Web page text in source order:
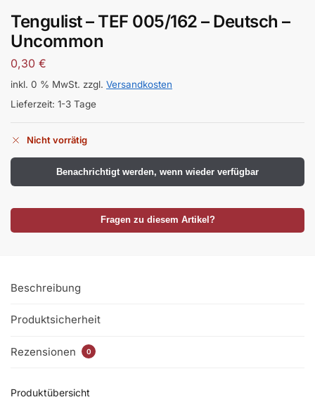
Tengulist – TEF 005/162 – Deutsch –
Uncommon
0,30 €
inkl. 0 % MwSt. zzgl. Versandkosten
Lieferzeit: 1-3 Tage
Nicht vorrätig
Benachrichtigt werden, wenn wieder verfügbar
Fragen zu diesem Artikel?
Beschreibung
Produktsicherheit
Rezensionen 0
Produktübersicht